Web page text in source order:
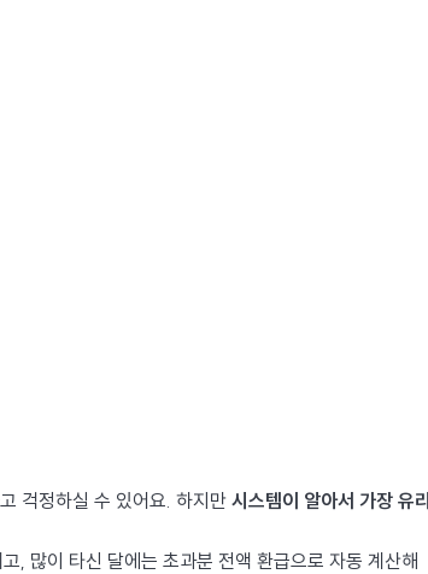
걱정하실 수 있어요. 하지만시스템이 알아서 가장 유리
많이 타신 달에는 초과분 전액 환급으로 자동 계산해